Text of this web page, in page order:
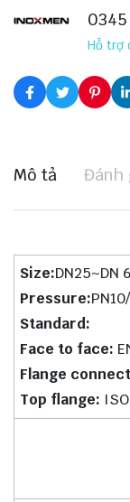
0345
Hỗ trợ
Mô tả Đánh
Size:DN25~DN
Pressure:
Standard:
Face to face:
Flange
Top flange: